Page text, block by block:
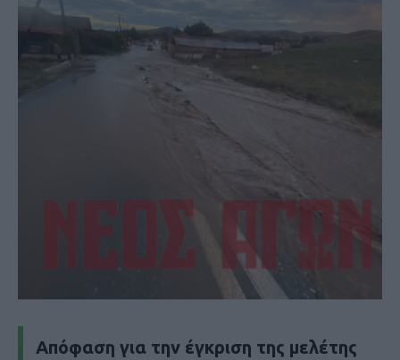
Απόφαση για την έγκριση της μελέτης